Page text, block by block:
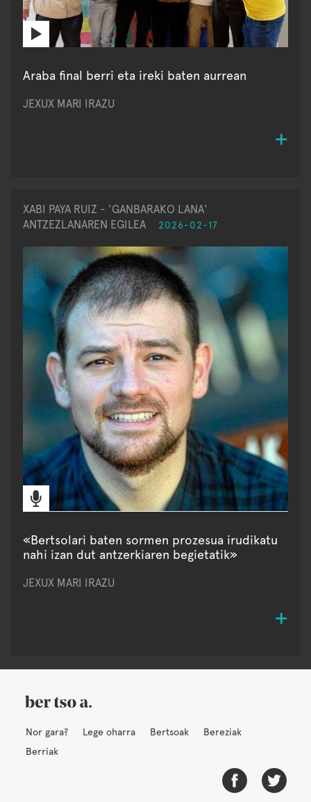
Araba final berri eta ireki baten aurrean
JEXUX MARI IRAZU
XABI PAYA RUIZ - 'GANBARAKO LANA'
ANTZEZLANAREN EGILEA
2026-02-17
«Bertsolari baten sormen prozesua irudikatu
nahi izan dut antzerkiaren begietatik»
JEXUX MARI IRAZU
Nor gara? Lege oharra Bertsoak
Bereziak
Berriak